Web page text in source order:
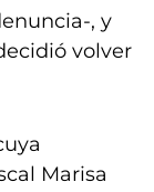
, y
volver
Marisa